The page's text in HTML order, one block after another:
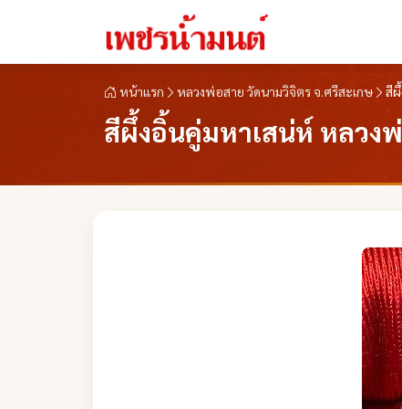
หน้าแรก หลวงพ่อสาย วัดนามวิจิตร จ.ศรีสะเกษ สี
สีผึ้งอิ้นคู่มหาเสน่ห์ หลวง